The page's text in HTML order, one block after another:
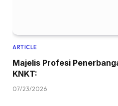
ARTICLE
Majelis Profesi
KNKT:
07/23/2026